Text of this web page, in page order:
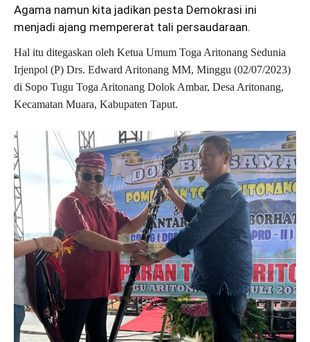
Agama namun kita jadikan pesta Demokrasi ini
menjadi ajang mempererat tali persaudaraan.
Hal itu ditegaskan oleh Ketua Umum Toga Aritonang Sedunia
Irjenpol (P) Drs. Edward Aritonang MM, Minggu (02/07/2023)
di Sopo Tugu Toga Aritonang Dolok Ambar, Desa Aritonang,
Kecamatan Muara, Kabupaten Taput.